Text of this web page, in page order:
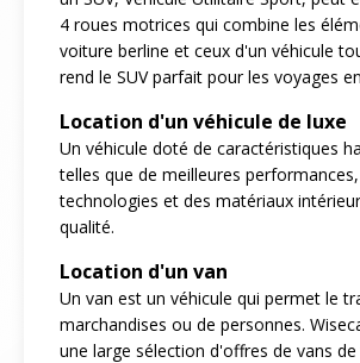
4 roues motrices qui combine les
voiture berline et ceux d'un véhicule
rend le SUV parfait pour les voyages
Location d'un véhicule de luxe
Un véhicule doté de caractéristiques
telles que de meilleures
technologies et des matériaux
qualité.
Location d'un van
Un van est un véhicule qui permet le
marchandises ou de personnes.
une large sélection d'offres de vans